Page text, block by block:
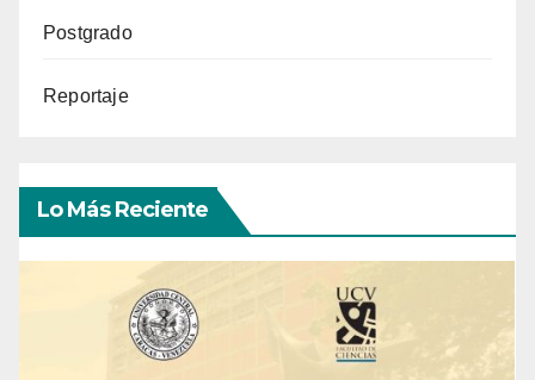
Postgrado
Reportaje
Lo Más Reciente